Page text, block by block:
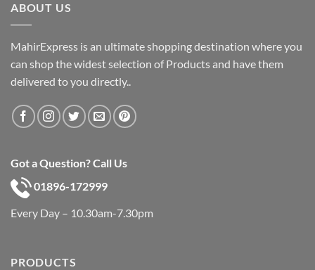
ABOUT US
MahirExpress is an ultimate shopping destination where you
can shop the widest selection of Products and have them
delivered to you directly..
Got a Question? Call Us
01896-172999
Every Day – 10.30am-7.30pm
PRODUCTS